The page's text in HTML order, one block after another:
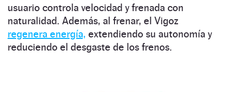
usuario controla velocidad y frenada con
naturalidad. Además, al frenar, el Vigoz
regenera energía, extendiendo su autonomía y
reduciendo el desgaste de los frenos.